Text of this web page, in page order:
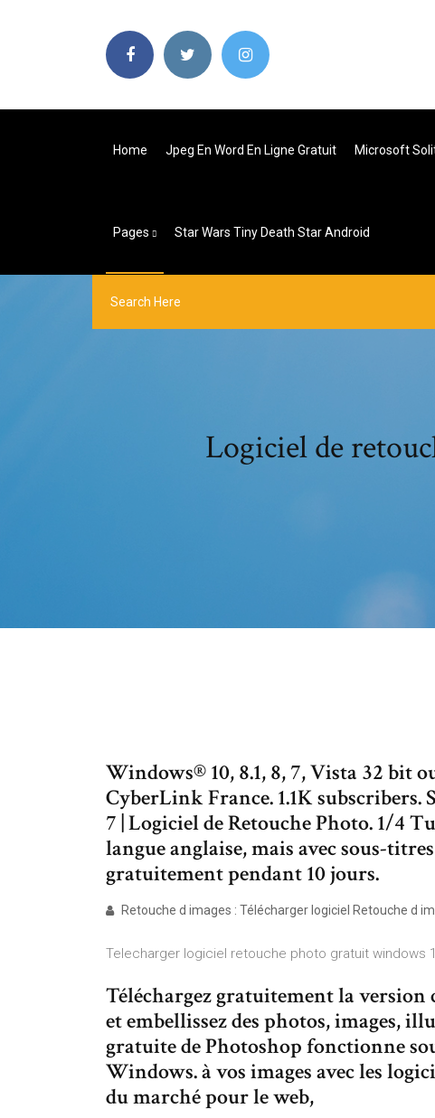
Home Jpeg En Word En Ligne Gratuit Microsoft
Pages Star Wars Tiny Death Star Android
Logiciel de
Windows® 10, 8.1, 8, 7, Vista 32 bit
CyberLink France. 1.1K
7 | Logiciel de Retouche Photo. 1/4
langue anglaise, mais avec sous-
gratuitement pendant 10 jours.
Retouche d images : Télécharger logiciel Retouche d
Telecharger logiciel retouche photo gratuit windows
Téléchargez gratuitement la version
et embellissez des photos, images,
gratuite de Photoshop fonctionne
Windows. à vos images avec les
du marché pour le web,